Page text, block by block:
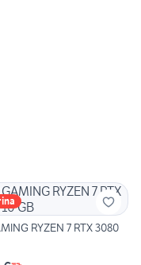
RYZEN 7 RTX 3080